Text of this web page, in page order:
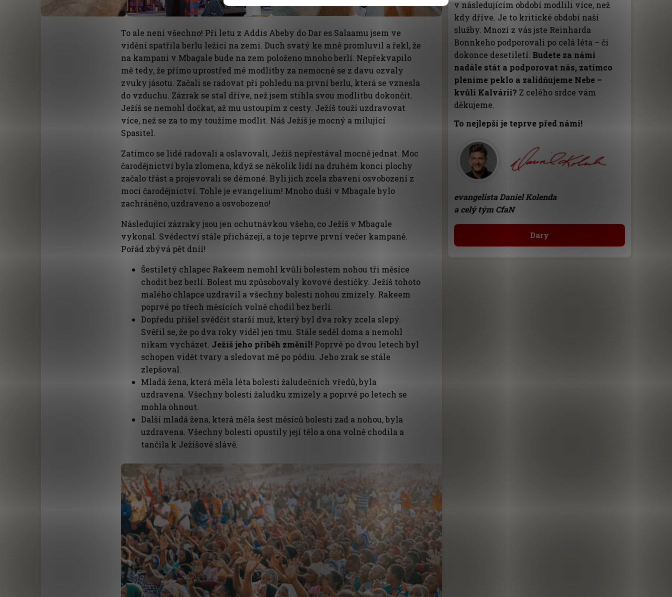
To ale není všechno! Při letu z Addis Abeby do Dar es Salaamu jsem ve
vidění spatřila berlu ležící na zemi. Duch svatý ke mně promluvil a řekl, že
na kampani v Mbagale bude na zem položeno mnoho berlí. Nepřekvapilo
mě tedy, že přímo uprostřed mé modlitby za nemocné se z davu ozvaly
zvuky jásotu. Začali se radovat při pohledu na první berlu, která se vznesla
do vzduchu. Zázrak se stal dříve, než jsem stihla svou modlitbu dokončit.
Ježíš se nemohl dočkat, až mu ustoupím z cesty. Ježíš touží uzdravovat
více, než se za to my toužíme modlit. Náš Ježíš je mocný a milující
Spasitel.
Zatímco se lidé radovali a oslavovali, Ježíš nepřestával mocně jednat. Moc
čarodějnictví byla zlomena, když se několik lidí na druhém konci plochy
začalo třást a projevovali se démoné. Byli jich zcela zbaveni osvobození z
moci čarodějnictví. Tohle je evangelium! Mnoho duší v Mbagale bylo
zachráněno, uzdraveno a osvobozeno!
Následující zázraky jsou jen ochutnávkou všeho, co Ježíš v Mbagale
vykonal. Svědectví stále přicházejí, a to je teprve první večer kampaně.
Pořád zbývá pět dníí!
Šestiletý chlapec Rakeem nemohl kvůli bolestem nohou tři měsíce
chodit bez berlí. Bolest mu způsobovaly kovové destičky. Ježíš tohoto
malého chlapce uzdravil a všechny bolesti nohou zmizely. Rakeem
poprvé po třech měsících volně chodil bez berlí.
Dopředu přišel svědčit starší muž, který byl dva roky zcela slepý.
Svěřil se, že po dva roky viděl jen tmu. Stále seděl doma a nemohl
nikam vycházet. Ježíš jeho příběh změnil! Poprvé po dvou letech byl
schopen vidět tvary a sledovat mě po pódiu. Jeho zrak se stále
zlepšoval.
Mladá žena, která měla léta bolesti žaludečních vředů, byla
uzdravena. Všechny bolesti žaludku zmizely a poprvé po letech se
mohla ohnout.
Další mladá žena, která měla šest měsíců bolesti zad a nohou, byla
uzdravena. Všechny bolesti opustily její tělo a ona volně chodila a
tančila k Ježíšově slávě.
v následujícím období modlili více, než
kdy dříve. Je to kritické období naší
služby. Mnozí z vás jste Reinharda
Bonnkeho podporovali po celá léta – či
dokonce desetiletí. Budete za námi
nadále stát a podporovat nás, zatímco
pleníme peklo a zalidňujeme Nebe –
kvůli Kalvárii? Z celého srdce vám
děkujeme.
To nejlepší je teprve před námi!
evangelista Daniel Kolenda
a celý tým CfaN
Dary